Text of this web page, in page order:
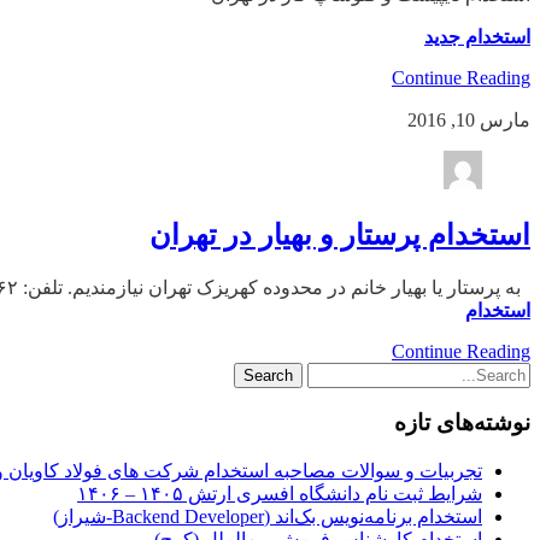
استخدام جدید
Continue Reading
مارس 10, 2016
استخدام پرستار و بهیار در تهران
به پرستار یا بهیار خانم در محدوده کهریزک تهران نیازمندیم. تلفن: ۳۳۵۴۵۸۶۲
استخدام
Continue Reading
نوشته‌های تازه
تجربیات و سوالات مصاحبه استخدام شرکت های فولاد
شرایط ثبت نام دانشگاه افسری ارتش ۱۴۰۵ – ۱۴۰۶
استخدام برنامه‌نویس بک‌اند (Backend Developer-شیراز)